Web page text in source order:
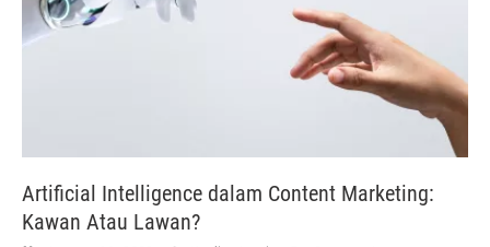
Artificial Intelligence dalam Content Marketing:
Kawan Atau Lawan?